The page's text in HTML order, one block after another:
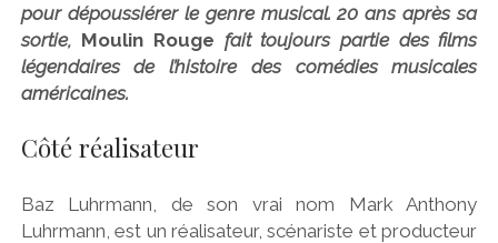
pour dépoussiérer le genre musical. 20 ans après sa
sortie, Moulin Rouge fait toujours partie des films
légendaires de l’histoire des comédies musicales
américaines.
Côté réalisateur
Baz Luhrmann, de son vrai nom Mark Anthony
Luhrmann, est un réalisateur, scénariste et producteur